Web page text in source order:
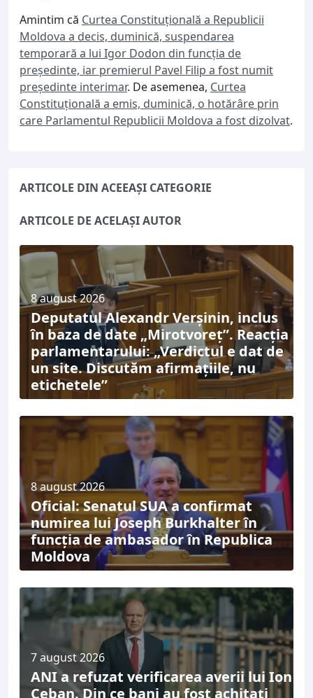
Amintim că Curtea Constituţională a Republicii
Moldova a decis, duminică, suspendarea
temporară a lui Igor Dodon din funcţia de
preşedinte, iar premierul Pavel Filip a fost numit
preşedinte interimar. De asemenea, Curtea
Constituţională a emis, duminică, o hotărâre prin
care Parlamentul Republicii Moldova a fost dizolvat.
ARTICOLE DIN ACEEAȘI CATEGORIE
ARTICOLE DE ACELAȘI AUTOR
8 august 2026
Deputatul Alexandr Verșinin, inclus
în baza de date „Mirotvoreț”. Reacția
parlamentarului: „Verdictul e dat de
un site. Discutăm afirmațiile, nu
etichetele”
8 august 2026
Oficial: Senatul SUA a confirmat
numirea lui Joseph Burkhalter în
funcția de ambasador în Republica
Moldova
7 august 2026
ANI a refuzat verificarea averii lui Ion
Ceban. Din ce bani au fost achitați